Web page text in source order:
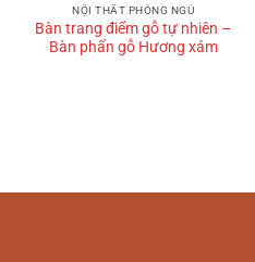
NỘI THẤT PHÒNG NGỦ
Bàn trang điểm gỗ tự nhiên –
Bàn phấn gỗ Hương xám